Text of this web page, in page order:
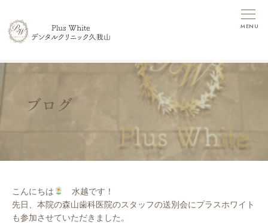
MENU
ブログ
こんにちは
水越です！
先日、本院の森山歯科医院のスタッフの送別会にプラスホワイト
も参加させていただきました。